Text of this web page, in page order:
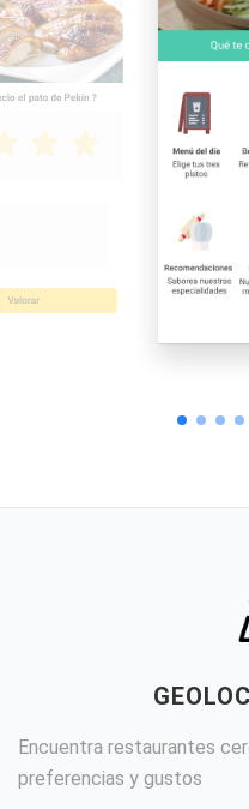
Encuentra restaurantes
preferencias y gustos